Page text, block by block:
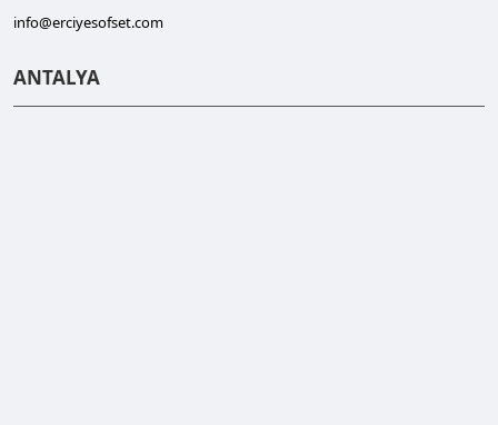
info@erciyesofset.com
ANTALYA